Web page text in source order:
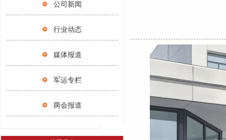
公司新闻
行业动态
媒体报道
军运专栏
两会报道